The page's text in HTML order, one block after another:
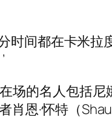
时间都在卡米拉
场的名人包括尼
恩·怀特（